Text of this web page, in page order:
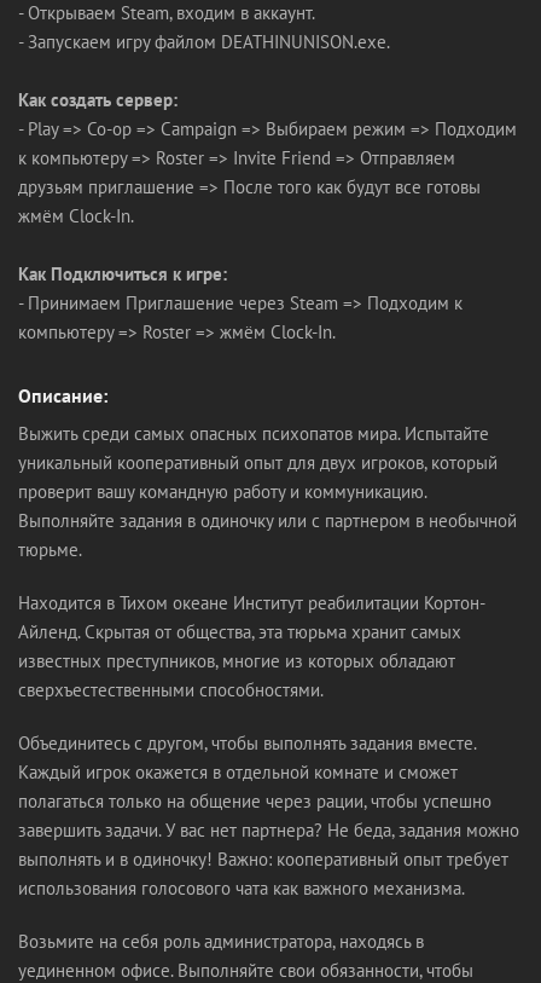
- Открываем Steam, входим в аккаунт.
- Запускаем игру файлом DEATHINUNISON.exe.
Как создать сервер:
- Play => Co-op => Campaign => Выбираем режим => Подходим
к компьютеру => Roster => Invite Friend => Отправляем
друзьям приглашение => После того как будут все готовы
жмём Clock-In.
Как Подключиться к игре:
- Принимаем Приглашение через Steam => Подходим к
компьютеру => Roster => жмём Clock-In.
Описание:
Выжить среди самых опасных психопатов мира. Испытайте
уникальный кооперативный опыт для двух игроков, который
проверит вашу командную работу и коммуникацию.
Выполняйте задания в одиночку или с партнером в необычной
тюрьме.
Находится в Тихом океане Институт реабилитации Кортон-
Айленд. Скрытая от общества, эта тюрьма хранит самых
известных преступников, многие из которых обладают
сверхъестественными способностями.
Объединитесь с другом, чтобы выполнять задания вместе.
Каждый игрок окажется в отдельной комнате и сможет
полагаться только на общение через рации, чтобы успешно
завершить задачи. У вас нет партнера? Не беда, задания можно
выполнять и в одиночку! Важно: кооперативный опыт требует
использования голосового чата как важного механизма.
Возьмите на себя роль администратора, находясь в
уединенном офисе. Выполняйте свои обязанности, чтобы